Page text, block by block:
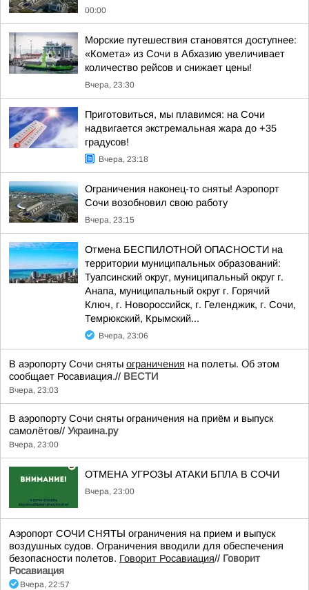
00:00
Морские путешествия становятся доступнее:
«Комета» из Сочи в Абхазию увеличивает
количество рейсов и снижает цены!
Вчера, 23:30
Приготовиться, мы плавимся: на Сочи
надвигается экстремальная жара до +35
градусов!
Вчера, 23:18
Ограничения наконец-то сняты! Аэропорт
Сочи возобновил свою работу
Вчера, 23:15
Отмена БЕСПИЛОТНОЙ ОПАСНОСТИ на
территории муниципальных образований:
Туапсинский округ, муниципальный округ г.
Анапа, муниципальный округ г. Горячий
Ключ, г. Новороссийск, г. Геленджик, г. Сочи,
Темрюкский, Крымский...
Вчера, 23:06
В аэропорту Сочи сняты ограничения на полеты. Об этом
сообщает Росавиация.// ВЕСТИ
Вчера, 23:03
В аэропорту Сочи сняты ограничения на приём и выпуск
самолётов// Украина.ру
Вчера, 23:00
ОТМЕНА УГРОЗЫ АТАКИ БПЛА В СОЧИ
Вчера, 23:00
Аэропорт СОЧИ СНЯТЫ ограничения на прием и выпуск
воздушных судов. Ограничения вводили для обеспечения
безопасности полетов. Говорит Росавиация// Говорит
Росавиация
Вчера, 22:57